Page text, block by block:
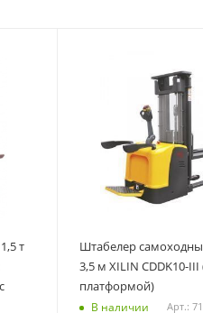
т
Штабелер
3,5 м XILIN CDDK10-III
платформой)
В наличии Арт.: